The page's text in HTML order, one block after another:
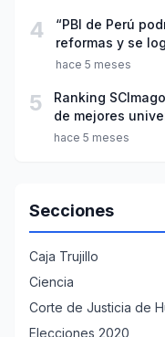
4
“PBI de Perú
reformas y se
hace 5 meses
5
Ranking
de mejores
hace 5 meses
Secciones
Caja Trujillo
Ciencia
Corte de Justicia de
Elecciones 2020